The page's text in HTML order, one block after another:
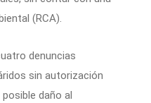
(RCA).
denuncias
sin autorización
daño al